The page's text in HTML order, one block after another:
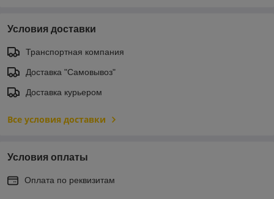
Условия доставки
Транспортная компания
Доставка "Самовывоз"
Доставка курьером
Все условия доставки
Условия оплаты
Оплата по реквизитам